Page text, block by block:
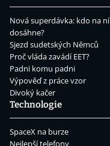
Nová superdávka: kdo na ní
dosáhne?
Sjezd sudetských Němců
Proč vláda zavádí EET?
Padni komu padni
Výpověď z práce vzor
Divoký kačer
Technologie
SpaceX na burze
Nejlepší telefony